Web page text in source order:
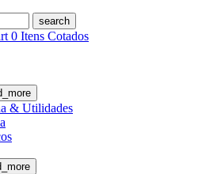
search
0 Itens Cotados
& Utilidades